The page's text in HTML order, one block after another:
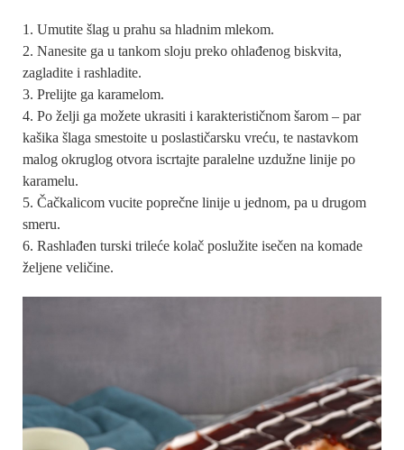
Umutite šlag u prahu sa hladnim mlekom.
Nanesite ga u tankom sloju preko ohlađenog biskvita,
zagladite i rashladite.
Prelijte ga karamelom.
Po želji ga možete ukrasiti i karakterističnom šarom – par
kašika šlaga smestoite u poslastičarsku vreću, te nastavkom
malog okruglog otvora iscrtajte paralelne uzdužne linije po
karamelu.
Čačkalicom vucite poprečne linije u jednom, pa u drugom
smeru.
Rashlađen turski trileće kolač poslužite isečen na komade
željene veličine.